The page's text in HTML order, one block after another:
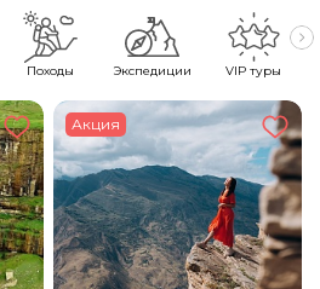
Походы Экспедиции VIP туры
Акция